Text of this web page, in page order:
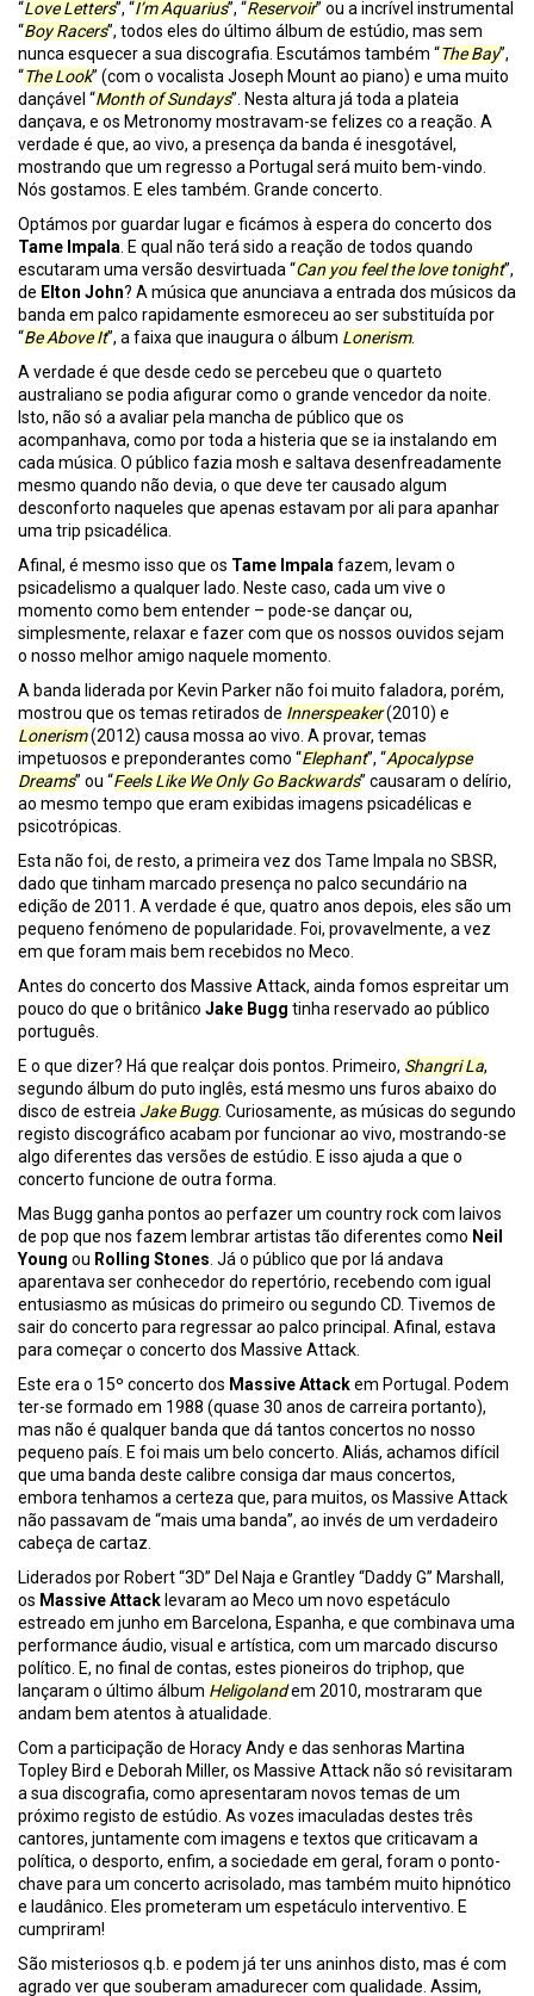
“Love Letters”, “I’m Aquarius”, “Reservoir” ou a incrível instrumental
“Boy Racers”, todos eles do último álbum de estúdio, mas sem
nunca esquecer a sua discografia. Escutámos também “The Bay”,
“The Look” (com o vocalista Joseph Mount ao piano) e uma muito
dançável “Month of Sundays”. Nesta altura já toda a plateia
dançava, e os Metronomy mostravam-se felizes co a reação. A
verdade é que, ao vivo, a presença da banda é inesgotável,
mostrando que um regresso a Portugal será muito bem-vindo.
Nós gostamos. E eles também. Grande concerto.
Optámos por guardar lugar e ficámos à espera do concerto dos
Tame Impala. E qual não terá sido a reação de todos quando
escutaram uma versão desvirtuada “Can you feel the love tonight”,
de Elton John? A música que anunciava a entrada dos músicos da
banda em palco rapidamente esmoreceu ao ser substituída por
“Be Above It”, a faixa que inaugura o álbum Lonerism.
A verdade é que desde cedo se percebeu que o quarteto
australiano se podia afigurar como o grande vencedor da noite.
Isto, não só a avaliar pela mancha de público que os
acompanhava, como por toda a histeria que se ia instalando em
cada música. O público fazia mosh e saltava desenfreadamente
mesmo quando não devia, o que deve ter causado algum
desconforto naqueles que apenas estavam por ali para apanhar
uma trip psicadélica.
Afinal, é mesmo isso que os Tame Impalafazem, levam o
psicadelismo a qualquer lado. Neste caso, cada um vive o
momento como bem entender – pode-se dançar ou,
simplesmente, relaxar e fazer com que os nossos ouvidos sejam
o nosso melhor amigo naquele momento.
A banda liderada por Kevin Parker não foi muito faladora, porém,
mostrou que os temas retirados de Innerspeaker(2010) e
Lonerism(2012) causa mossa ao vivo. A provar, temas
impetuosos e preponderantes como “Elephant”, “Apocalypse
Dreams” ou “Feels Like We Only Go Backwards” causaram o delírio,
ao mesmo tempo que eram exibidas imagens psicadélicas e
psicotrópicas.
Esta não foi, de resto, a primeira vez dos Tame Impala no SBSR,
dado que tinham marcado presença no palco secundário na
edição de 2011. A verdade é que, quatro anos depois, eles são um
pequeno fenómeno de popularidade. Foi, provavelmente, a vez
em que foram mais bem recebidos no Meco.
Antes do concerto dos Massive Attack, ainda fomos espreitar um
pouco do que o britânico Jake Bugg tinha reservado ao público
português.
E o que dizer? Há que realçar dois pontos. Primeiro, Shangri La,
segundo álbum do puto inglês, está mesmo uns furos abaixo do
disco de estreia Jake Bugg. Curiosamente, as músicas do segundo
registo discográfico acabam por funcionar ao vivo, mostrando-se
algo diferentes das versões de estúdio. E isso ajuda a que o
concerto funcione de outra forma.
Mas Bugg ganha pontos ao perfazer um country rock com laivos
de pop que nos fazem lembrar artistas tão diferentes como Neil
Young ou Rolling Stones. Já o público que por lá andava
aparentava ser conhecedor do repertório, recebendo com igual
entusiasmo as músicas do primeiro ou segundo CD. Tivemos de
sair do concerto para regressar ao palco principal. Afinal, estava
para começar o concerto dos Massive Attack.
Este era o 15º concerto dos Massive Attackem Portugal. Podem
ter-se formado em 1988 (quase 30 anos de carreira portanto),
mas não é qualquer banda que dá tantos concertos no nosso
pequeno país. E foi mais um belo concerto. Aliás, achamos difícil
que uma banda deste calibre consiga dar maus concertos,
embora tenhamos a certeza que, para muitos, os Massive Attack
não passavam de “mais uma banda”, ao invés de um verdadeiro
cabeça de cartaz.
Liderados por Robert “3D” Del Naja e Grantley “Daddy G” Marshall,
os Massive Attack levaram ao Meco um novo espetáculo
estreado em junho em Barcelona, Espanha, e que combinava uma
performance áudio, visual e artística, com um marcado discurso
político. E, no final de contas, estes pioneiros do triphop, que
lançaram o último álbum Heligolandem 2010, mostraram que
andam bem atentos à atualidade.
Com a participação de Horacy Andy e das senhoras Martina
Topley Bird e Deborah Miller, os Massive Attack não só revisitaram
a sua discografia, como apresentaram novos temas de um
próximo registo de estúdio. As vozes imaculadas destes três
cantores, juntamente com imagens e textos que criticavam a
política, o desporto, enfim, a sociedade em geral, foram o ponto-
chave para um concerto acrisolado, mas também muito hipnótico
e laudânico. Eles prometeram um espetáculo interventivo. E
cumpriram!
São misteriosos q.b. e podem já ter uns aninhos disto, mas é com
agrado ver que souberam amadurecer com qualidade. Assim,